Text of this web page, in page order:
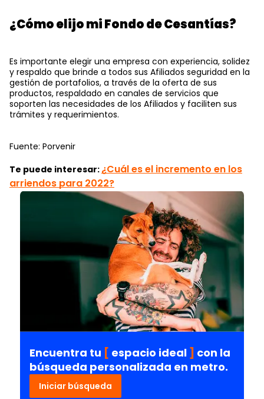
¿Cómo elijo mi Fondo de Cesantías?
Es importante elegir una empresa con experiencia, solidez
y respaldo que brinde a todos sus Afiliados seguridad en la
gestión de portafolios, a través de la oferta de sus
productos, respaldado en canales de servicios que
soporten las necesidades de los Afiliados y faciliten sus
trámites y requerimientos.
Fuente: Porvenir
Te puede interesar: ¿Cuál es el incremento en los
arriendos para 2022?
Encuentra tu [ espacio ideal ] con la
búsqueda personalizada en metro.
Iniciar búsqueda